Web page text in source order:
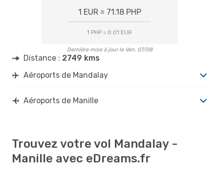
1 EUR = 71.18 PHP
1 PHP = 0.01 EUR
Dernière mise à jour le Ven. 07/08
Distance : 2749 kms
Aéroports de Mandalay
Aéroports de Manille
Trouvez votre vol Mandalay -
Manille avec eDreams.fr